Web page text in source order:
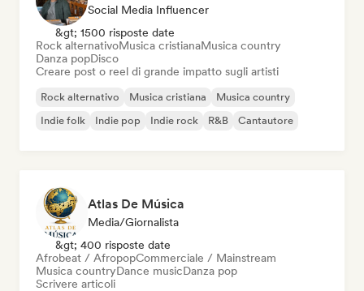
Social Media Influencer
&gt; 1500 risposte date
Rock alternativoMusica cristianaMusica country
Danza popDisco
Creare post o reel di grande impatto sugli artisti
Rock alternativo Musica cristiana
Musica country
Indie folk
Indie pop Indie rock R&B Cantautore
Atlas De Música
Media/Giornalista
&gt; 400 risposte date
Afrobeat / AfropopCommerciale / Mainstream
Musica countryDance musicDanza pop
Scrivere articoli